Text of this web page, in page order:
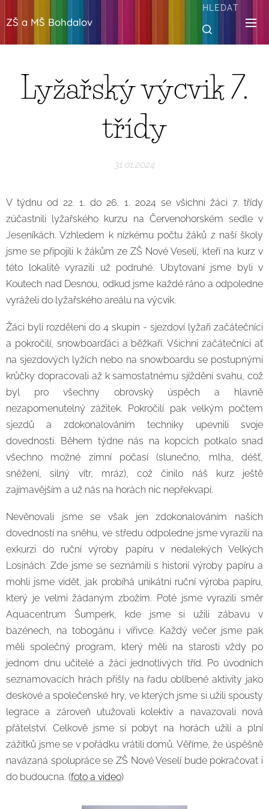
ZŠ a MŠ Bohdalov
HLEDAT
Lyžařský výcvik 7.
třídy
31.01.2024
V týdnu od 22. 1. do 26. 1. 2024 se všichni žáci 7. třídy
zúčastnili lyžařského kurzu na Červenohorském sedle v
Jeseníkách. Vzhledem k nízkému počtu žáků z naší školy
jsme se připojili k žákům ze ZŠ Nové Veselí, kteří na kurz v
této lokalitě vyrazili už podruhé. Ubytovaní jsme byli v
Koutech nad Desnou, odkud jsme každé ráno a odpoledne
vyráželi do lyžařského areálu na výcvik.
Žáci byli rozděleni do 4 skupin - sjezdoví lyžaři začátečníci
a pokročilí, snowboarďáci a běžkaři. Všichni začátečníci ať
na sjezdových lyžích nebo na snowboardu se postupnými
krůčky dopracovali až k samostatnému sjíždění svahu, což
byl pro všechny obrovský úspěch a hlavně
nezapomenutelný zážitek. Pokročilí pak velkým počtem
sjezdů a zdokonalováním techniky upevnili svoje
dovednosti. Během týdne nás na kopcích potkalo snad
všechno možné zimní počasí (slunečno, mlha, déšť,
sněžení, silný vítr, mráz), což činilo náš kurz ještě
zajímavějším a už nás na horách nic nepřekvapí.
Nevěnovali jsme se však jen zdokonalováním našich
dovedností na sněhu, ve středu odpoledne jsme vyrazili na
exkurzi do ruční výroby papíru v nedalekých Velkých
Losinách. Zde jsme se seznámili s historií výroby papíru a
mohli jsme vidět, jak probíhá unikátní ruční výroba papíru,
který je velmi žádaným zbožím. Poté jsme vyrazili směr
Aquacentrum Šumperk, kde jsme si užili zábavu v
bazénech, na tobogánu i vířivce. Každý večer jsme pak
měli společný program, který měli na starosti vždy po
jednom dnu učitelé a žáci jednotlivých tříd. Po úvodních
seznamovacích hrách přišly na řadu oblíbené aktivity jako
deskové a společenské hry, ve kterých jsme si užili spousty
legrace a zároveň utužovali kolektiv a navazovali nová
přátelství. Celkově jsme si pobyt na horách užili a plní
zážitků jsme se v pořádku vrátili domů. Věříme, že úspěšně
navázaná spolupráce se ZŠ Nové Veselí bude pokračovat i
do budoucna. (foto a video)